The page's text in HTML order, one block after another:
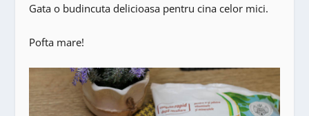
Gata o budincuta delicioasa pentru cina celor mici.
Pofta mare!